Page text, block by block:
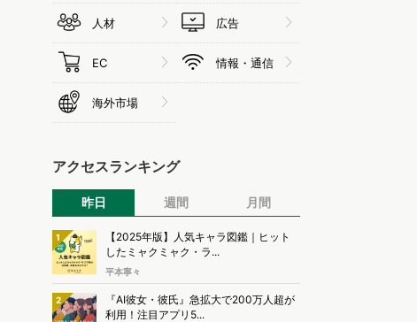
人材 広告
EC 情報・通信
海外市場
アクセスランキング
昨日 週間 月間
1
【2025年版】人気キャラ図鑑｜ヒット
したミャクミャク・ラ...
平本寧々
2
『AI彼女・彼氏』急拡大で200万人超が
利用！注目アプリ5...